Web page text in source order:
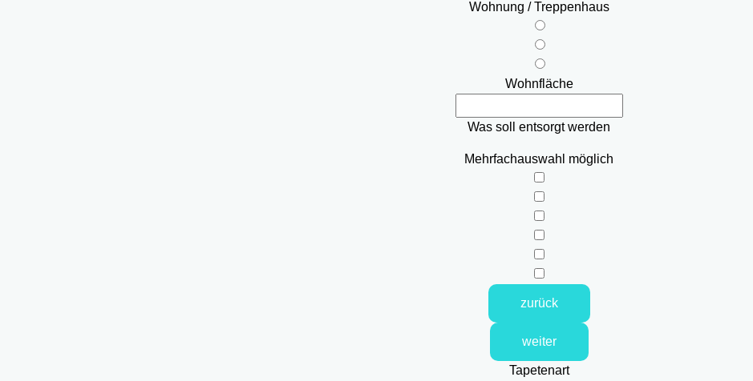
Wohnung / Treppenhaus
Wohnfläche
Was soll entsorgt werden
Mehrfachauswahl möglich
zurück
weiter
Tapetenart